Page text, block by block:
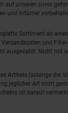
auf unseren zuvor
und Irrtümer
Sortiment ab
und
ausgezahlt. Nicht mit
Artikels (solange
jeglicher Art nicht
ist darauf